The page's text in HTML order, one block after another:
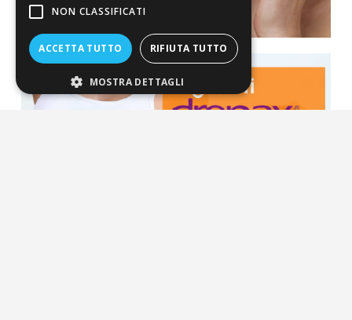
NON CLASSIFICATI
ACCETTA TUTTO RIFIUTA TUTTO
MOSTRA DETTAGLI